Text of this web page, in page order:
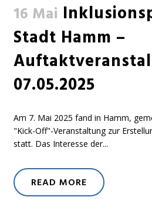
16 Mai
Stadt Hamm –
07.05.2025
Am 7. Mai 2025 fand in Hamm,
"Kick-Off"-Veranstaltung zur
statt. Das Interesse der...
READ MORE